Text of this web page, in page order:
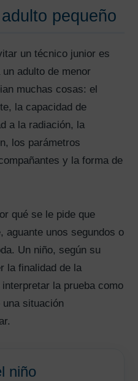
pequeño
un técnico junior es
adulto de menor
muchas cosas: el
la capacidad de
a la radiación, la
los parámetros
y la forma de
qué se le pide que
aguante unos segundos o
Un niño, según su
la finalidad de la
la prueba como
situación
niño